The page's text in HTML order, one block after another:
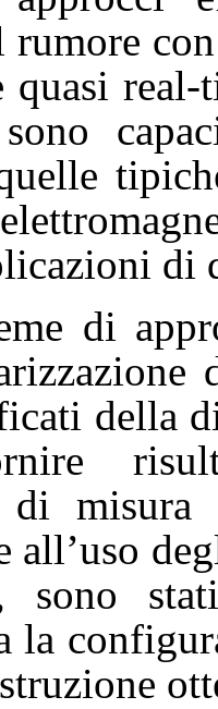
rumore
quasi
di
di
della
misura
all’uso
sono
la